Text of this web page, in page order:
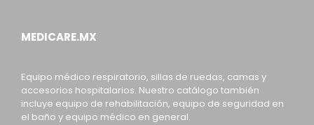
MEDICARE.MX
Equipo médico respiratorio, sillas de ruedas, camas y
accesorios hospitalarios. Nuestro catálogo también
incluye equipo de rehabilitación, equipo de seguridad en
el baño y equipo médico en general.